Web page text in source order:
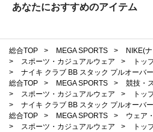
あなたにおすすめのアイテム
総合TOP > MEGA SPORTS >
NIKE(
>
スポーツ・カジュアルウェア > トッ
>
ナイキ クラブ BB スタック プルオーバ
総合TOP
> MEGA SPORTS >
競技・
>
スポーツ・カジュアルウェア > トッ
>
ナイキ クラブ BB スタック プルオーバ
総合TOP
> MEGA SPORTS >
ウェア
>
スポーツ・カジュアルウェア > トッ